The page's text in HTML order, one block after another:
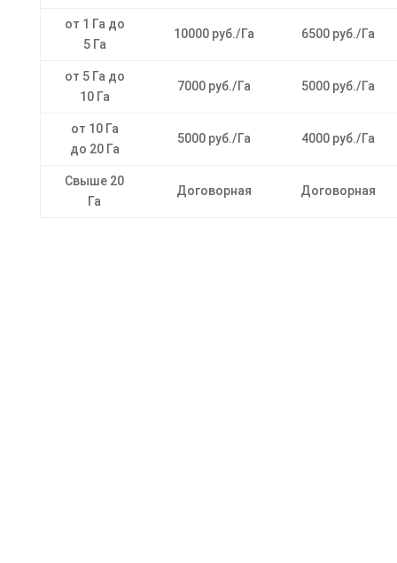
от 1 Га до
5 Га
10000 руб./Га 6500 руб./Га
от 5 Га до
10 Га
7000 руб./Га 5000 руб./Га
от 10 Га
до 20 Га
5000 руб./Га 4000 руб./Га
Свыше 20
Га
Договорная Договорная